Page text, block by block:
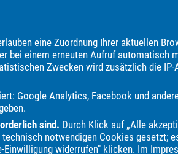
eine Zuordnung Ihrer aktuellen
bei einem erneuten Aufruf automatisch
Zwecken wird zusätzlich die
Google Analytics, Facebook und
sind. Durch Klick auf „Alle
notwendigen Cookies gesetzt;
Einwilligung widerrufen" klicken. Im
Automarken an:
Bentley Borgward Bürstner CS
Automobiles Dacia Dodge Econelo
Lexus MAN MF MG MINI
Vespa Volkswagen Volvo